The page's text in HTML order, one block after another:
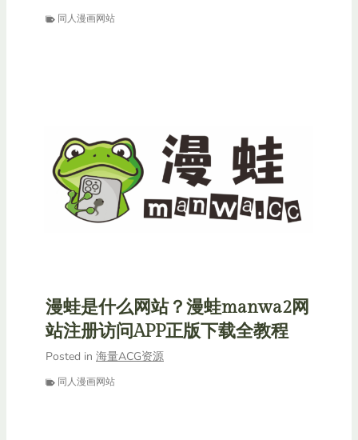
同人漫画网站
漫蛙是什么网站？漫蛙manwa2网
站注册访问APP正版下载全教程
Posted in 海量ACG资源
同人漫画网站